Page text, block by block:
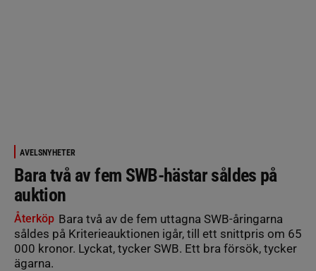
AVELSNYHETER
Bara två av fem SWB-hästar såldes på
auktion
Återköp Bara två av de fem uttagna SWB-åringarna
såldes på Kriterieauktionen igår, till ett snittpris om 65
000 kronor. Lyckat, tycker SWB. Ett bra försök, tycker
ägarna.